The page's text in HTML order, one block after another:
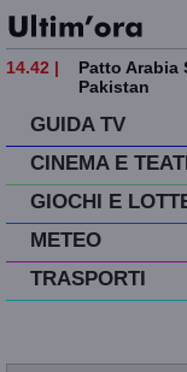
14.42 |
Patto Arabia
Pakistan
GUIDA TV
CINEMA E
GIOCHI E
METEO
TRASPORTI